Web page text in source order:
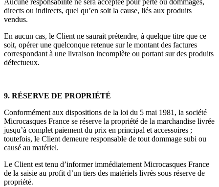
Aucune responsabilité ne sera acceptée pour perte ou dommages,
directs ou indirects, quel qu’en soit la cause, liés aux produits
vendus.
En aucun cas, le Client ne saurait prétendre, à quelque titre que ce
soit, opérer une quelconque retenue sur le montant des factures
correspondant à une livraison incomplète ou portant sur des produits
défectueux.
9. RÉSERVE DE PROPRIÉTÉ
Conformément aux dispositions de la loi du 5 mai 1981, la société
Microcasques France se réserve la propriété de la marchandise livrée
jusqu’à complet paiement du prix en principal et accessoires ;
toutefois, le Client demeure responsable de tout dommage subi ou
causé au matériel.
Le Client est tenu d’informer immédiatement Microcasques France
de la saisie au profit d’un tiers des matériels livrés sous réserve de
propriété.